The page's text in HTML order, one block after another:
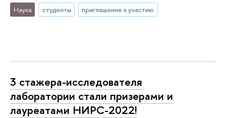
Наука студенты приглашение к участию
3 стажера-исследователя
лаборатории стали призерами и
лауреатами НИРС-2022!